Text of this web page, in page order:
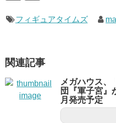
フィギュアタイムズ
関連記事
メガハウス、
団『軍子宮』
月発売予定